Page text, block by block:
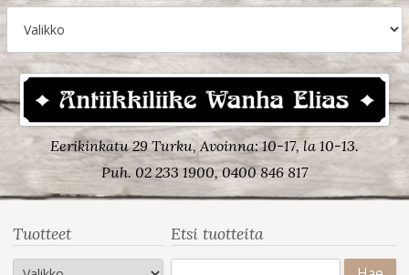
Eerikinkatu 29 Turku, Avoinna: 10-17, la 10-13.
Puh. 02 233 1900, 0400 846 817
Tuotteet Etsi tuotteita